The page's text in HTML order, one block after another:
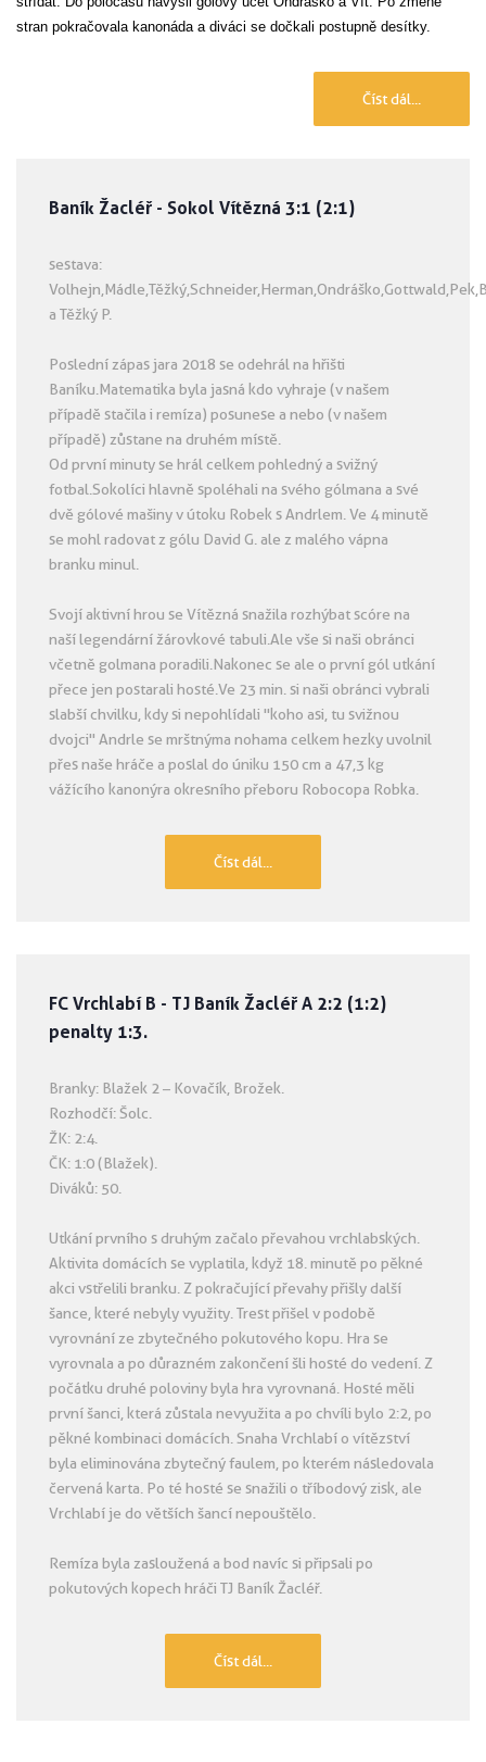
stran pokračovala kanonáda a diváci se dočkali postupně desítky.
Číst dál...
Baník Žacléř - Sokol Vítězná 3:1 (2:1)
sestava:
a Těžký P.
Poslední zápas jara 2018 se odehrál na hřišti
Baníku.Matematika byla jasná kdo vyhraje (v našem
případě stačila i remíza) posunese a nebo (v našem
případě) zůstane na druhém místě.
Od první minuty se hrál celkem pohledný a svižný
fotbal.Sokolíci hlavně spoléhali na svého gólmana a své
dvě gólové mašiny v útoku Robek s Andrlem. Ve 4 minutě
se mohl radovat z gólu David G. ale z malého vápna
branku minul.
Svojí aktivní hrou se Vítězná snažila rozhýbat scóre na
naší legendární žárovkové tabuli.Ale vše si naši obránci
včetně golmana poradili.Nakonec se ale o první gól utkání
přece jen postarali hosté.Ve 23 min. si naši obránci vybrali
slabší chvilku, kdy si nepohlídali "koho asi, tu svižnou
dvojci" Andrle se mrštnýma nohama celkem hezky uvolnil
přes naše hráče a poslal do úniku 150 cm a 47,3 kg
vážícího kanonýra okresního přeboru Robocopa Robka.
Číst dál...
FC Vrchlabí B - TJ Baník Žacléř A 2:2 (1:2)
penalty 1:3.
Branky: Blažek 2 – Kovačík, Brožek.
Rozhodčí: Šolc.
ŽK: 2:4.
ČK: 1:0 (Blažek).
Diváků: 50.
Utkání prvního s druhým začalo převahou vrchlabských.
Aktivita domácích se vyplatila, když 18. minutě po pěkné
akci vstřelili branku. Z pokračující převahy přišly další
šance, které nebyly využity. Trest přišel v podobě
vyrovnání ze zbytečného pokutového kopu. Hra se
vyrovnala a po důrazném zakončení šli hosté do vedení. Z
počátku druhé poloviny byla hra vyrovnaná. Hosté měli
první šanci, která zůstala nevyužita a po chvíli bylo 2:2, po
pěkné kombinaci domácích. Snaha Vrchlabí o vítězství
byla eliminována zbytečný faulem, po kterém následovala
červená karta. Po té hosté se snažili o tříbodový zisk, ale
Vrchlabí je do větších šancí nepouštělo.
Remíza byla zasloužená a bod navíc si připsali po
pokutových kopech hráči TJ Baník Žacléř.
Číst dál...